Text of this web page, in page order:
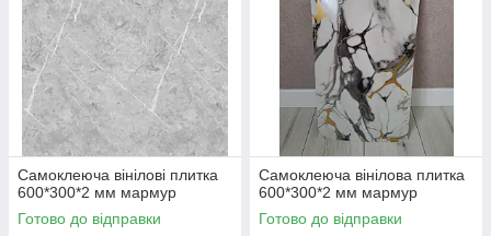
Самоклеюча вінілові плитка
600*300*2 мм мармур
Готово до відправки
Самоклеюча вінілова плитка
600*300*2 мм мармур
Готово до відправки